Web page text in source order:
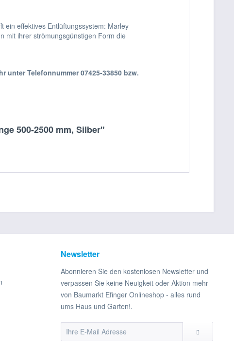
ein effektives Entlüftungssystem: Marley
mit ihrer strömungsgünstigen Form die
unter Telefonnummer 07425-33850 bzw.
500-2500 mm, Silber"
Newsletter
Abonnieren Sie den kostenlosen Newsletter und
verpassen Sie keine Neuigkeit oder Aktion mehr
von Baumarkt Efinger Onlineshop - alles rund
ums Haus und Garten!.